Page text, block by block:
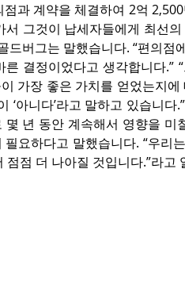
과 계약을 체결하여 2억
서 그것이 납세자들에게 최선
드버그는 말했습니다. “편의
결정이었다고 생각합니다.”
가장 좋은 가치를 얻었는지
‘아니다’라고 말하고 있습니
년 동안 계속해서 영향을 미
요하다고 말했습니다. “우리
점점 더 나아질 것입니다.”라고